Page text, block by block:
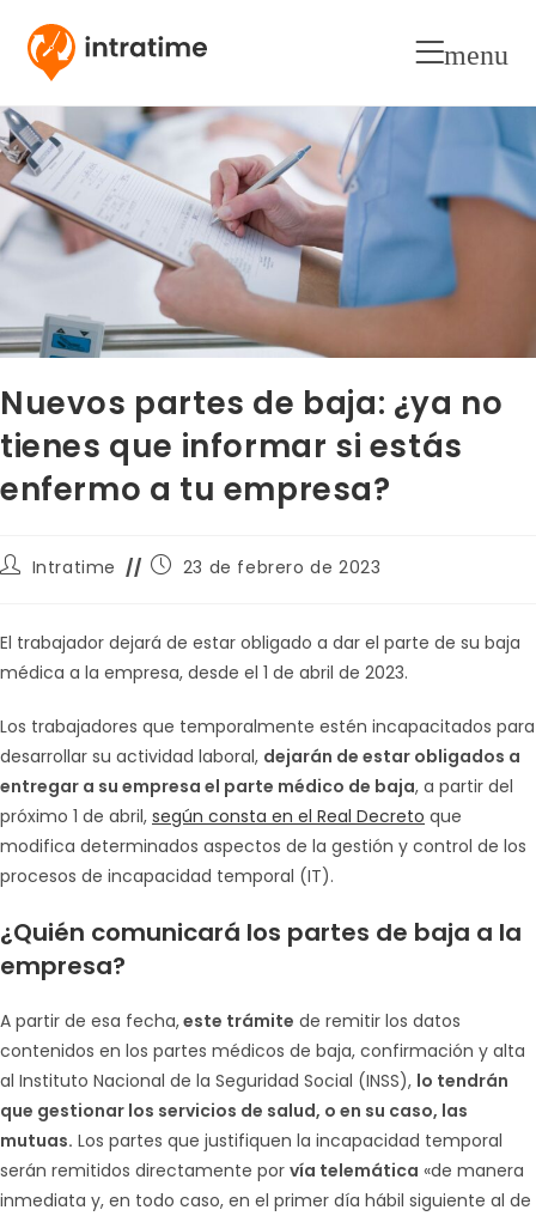
menu
Nuevos partes de baja: ¿ya no
tienes que informar si estás
enfermo a tu empresa?
Autor
entrada:
Intratime
Publicación
entrada:
23 de febrero de 2023
El trabajador dejará de estar obligado a dar el parte de su baja
médica a la empresa, desde el 1 de abril de 2023.
Los trabajadores que temporalmente estén incapacitados para
desarrollar su actividad laboral, dejarán de estar obligados a
entregar a su empresa el parte médico de baja, a partir del
próximo 1 de abril, según consta en el Real Decreto que
modifica determinados aspectos de la gestión y control de los
procesos de incapacidad temporal (IT).
¿Quién comunicará los partes de baja a la
empresa?
A partir de esa fecha,este trámite de remitir los datos
contenidos en los partes médicos de baja, confirmación y alta
al Instituto Nacional de la Seguridad Social (INSS), lo tendrán
que gestionar los servicios de salud, o en su caso, las
mutuas. Los partes que justifiquen la incapacidad temporal
serán remitidos directamente por vía telemática «de manera
inmediata y, en todo caso, en el primer día hábil siguiente al de